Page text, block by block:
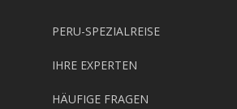
PERU-SPEZIALREISE
IHRE EXPERTEN
HÄUFIGE FRAGEN